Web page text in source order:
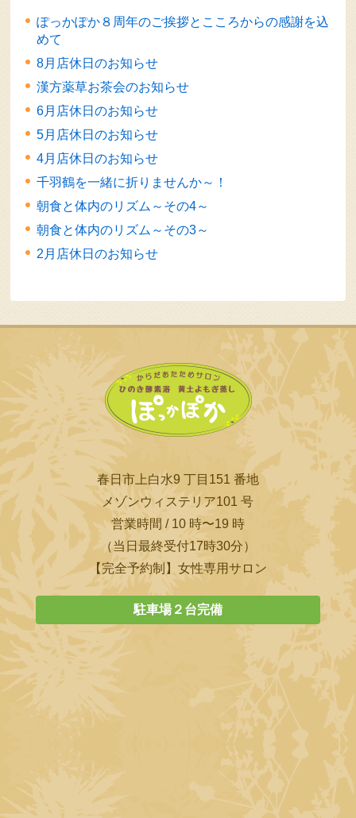
ぽっかぽか８周年のご挨拶とこころからの感謝を込
めて
8月店休日のお知らせ
漢方薬草お茶会のお知らせ
6月店休日のお知らせ
5月店休日のお知らせ
4月店休日のお知らせ
千羽鶴を一緒に折りませんか～！
朝食と体内のリズム～その4～
朝食と体内のリズム～その3～
2月店休日のお知らせ
春日市上白水9 丁目151 番地
メゾンウィステリア101 号
営業時間 / 10 時〜19 時
（当日最終受付17時30分）
【完全予約制】女性専用サロン
駐車場２台完備